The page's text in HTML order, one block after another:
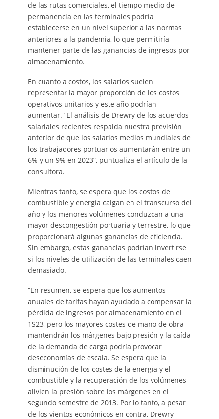
de las rutas comerciales, el tiempo medio de
permanencia en las terminales podría
establecerse en un nivel superior a las normas
anteriores a la pandemia, lo que permitiría
mantener parte de las ganancias de ingresos por
almacenamiento.
En cuanto a costos, los salarios suelen
representar la mayor proporción de los costos
operativos unitarios y este año podrían
aumentar. “El análisis de Drewry de los acuerdos
salariales recientes respalda nuestra previsión
anterior de que los salarios medios mundiales de
los trabajadores portuarios aumentarán entre un
6% y un 9% en 2023”, puntualiza el artículo de la
consultora.
Mientras tanto, se espera que los costos de
combustible y energía caigan en el transcurso del
año y los menores volúmenes conduzcan a una
mayor descongestión portuaria y terrestre, lo que
proporcionará algunas ganancias de eficiencia.
Sin embargo, estas ganancias podrían invertirse
si los niveles de utilización de las terminales caen
demasiado.
“En resumen, se espera que los aumentos
anuales de tarifas hayan ayudado a compensar la
pérdida de ingresos por almacenamiento en el
1S23, pero los mayores costes de mano de obra
mantendrán los márgenes bajo presión y la caída
de la demanda de carga podría provocar
deseconomías de escala. Se espera que la
disminución de los costes de la energía y el
combustible y la recuperación de los volúmenes
alivien la presión sobre los márgenes en el
segundo semestre de 2013. Por lo tanto, a pesar
de los vientos económicos en contra, Drewry